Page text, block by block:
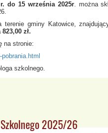
do 15 września 2025r. można
terenie gminy Katowice,
zł.
na stronie:
szkolnego.
2025/26